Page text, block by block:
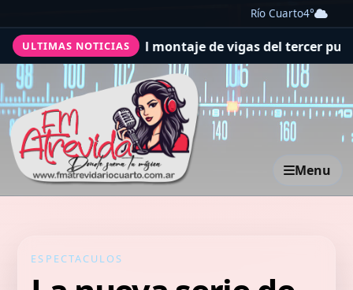
Río Cuarto4°
ULTIMAS NOTICIAS
Avanza el montaje de vigas del tercer puente del
Menu
ESPECTACULOS